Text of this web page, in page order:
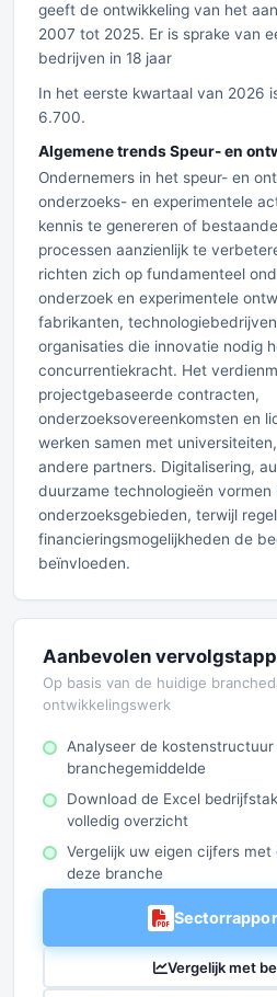
geeft de ontwikkeling van het
2007 tot 2025. Er is sprake van
bedrijven in 18 jaar
In het eerste kwartaal van 2026
6.700.
Algemene trends Speur- en
Ondernemers in het speur- en
onderzoeks- en experimentele
kennis te genereren of
processen aanzienlijk te
richten zich op fundamenteel
onderzoek en experimentele
fabrikanten,
organisaties die innovatie nodig
concurrentiekracht. Het
projectgebaseerde contracten,
onderzoeksovereenkomsten en
werken samen met
andere partners. Digitalisering,
duurzame technologieën vormen
onderzoeksgebieden, terwijl
financieringsmogelijkheden de
beïnvloeden.
Aanbevolen
Op basis van de huidige
ontwikkelingswerk
Analyseer de
branchegemiddelde
Download de Excel
volledig overzicht
Vergelijk uw eigen cijfers
deze branche
Vergelijk met